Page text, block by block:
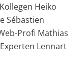
Heiko
Sébastien
Profi Mathias
Lennart